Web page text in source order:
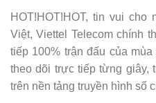
HOT!HOT!HOT, tin vui
Việt, Viettel Telecom chính
tiếp 100% trận đấu của
theo dõi trực tiếp từng giây,
trên nền tảng truyền hình số